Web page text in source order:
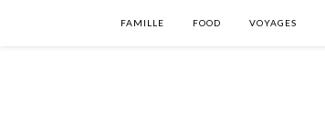
FAMILLE FOOD VOYAGES